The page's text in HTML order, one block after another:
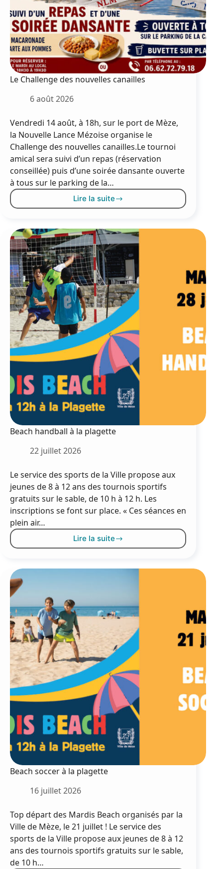
Le Challenge des nouvelles canailles
6 août 2026
Vendredi 14 août, à 18h, sur le port de Mèze,
la Nouvelle Lance Mézoise organise le
Challenge des nouvelles canailles.Le tournoi
amical sera suivi d’un repas (réservation
conseillée) puis d’une soirée dansante ouverte
à tous sur le parking de la…
Lire la suite
Le
nouvelles
canailles
Beach handball à la plagette
22 juillet 2026
Le service des sports de la Ville propose aux
jeunes de 8 à 12 ans des tournois sportifs
gratuits sur le sable, de 10 h à 12 h. Les
inscriptions se font sur place. « Ces séances en
plein air…
Lire la suite
Beach
Beach soccer à la plagette
16 juillet 2026
Top départ des Mardis Beach organisés par la
Ville de Mèze, le 21 juillet ! Le service des
sports de la Ville propose aux jeunes de 8 à 12
ans des tournois sportifs gratuits sur le sable,
de 10 h…